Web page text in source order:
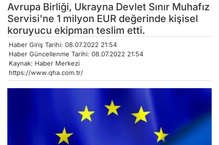
Avrupa Birliği, Ukrayna Devlet Sınır Muhafız
Servisi'ne 1 milyon EUR değerinde kişisel
koruyucu ekipman teslim etti.
Haber Giriş Tarihi: 08.07.2022 21:54
Haber Güncellenme Tarihi: 08.07.2022 21:54
Kaynak: Haber Merkezi
https://www.qha.com.tr/